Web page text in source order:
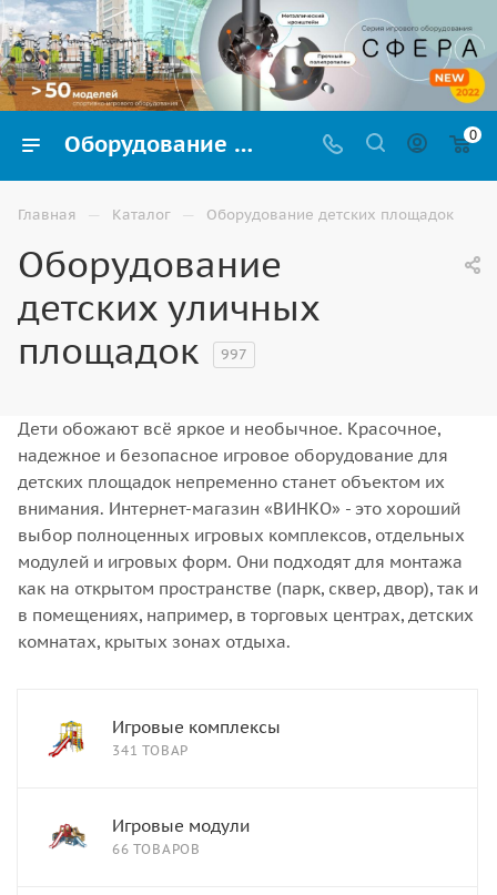
Оборудование детских игровых площадок купить в Астрахани – выгодные цены каталог | ВИНКО 0
Главная — Каталог — Оборудование детских площадок
Оборудование
детских уличных
площадок
997
Дети обожают всё яркое и необычное. Красочное,
надежное и безопасное игровое оборудование для
детских площадок непременно станет объектом их
внимания. Интернет-магазин «ВИНКО» - это хороший
выбор полноценных игровых комплексов, отдельных
модулей и игровых форм. Они подходят для монтажа
как на открытом пространстве (парк, сквер, двор), так и
в помещениях, например, в торговых центрах, детских
комнатах, крытых зонах отдыха.
Игровые комплексы
341 ТОВАР
Игровые модули
66 ТОВАРОВ